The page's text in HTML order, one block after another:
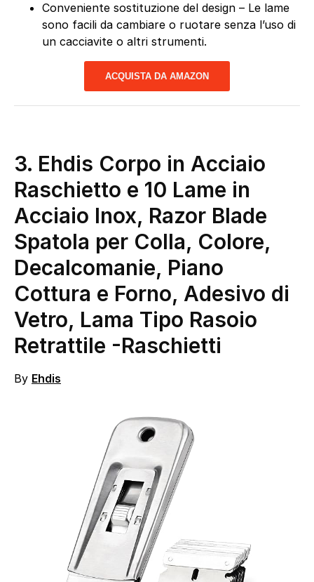
Conveniente sostituzione del design – Le lame
sono facili da cambiare o ruotare senza l’uso di
un cacciavite o altri strumenti.
ACQUISTA DA AMAZON
3. Ehdis Corpo in Acciaio
Raschietto e 10 Lame in
Acciaio Inox, Razor Blade
Spatola per Colla, Colore,
Decalcomanie, Piano
Cottura e Forno, Adesivo di
Vetro, Lama Tipo Rasoio
Retrattile -Raschietti
By Ehdis